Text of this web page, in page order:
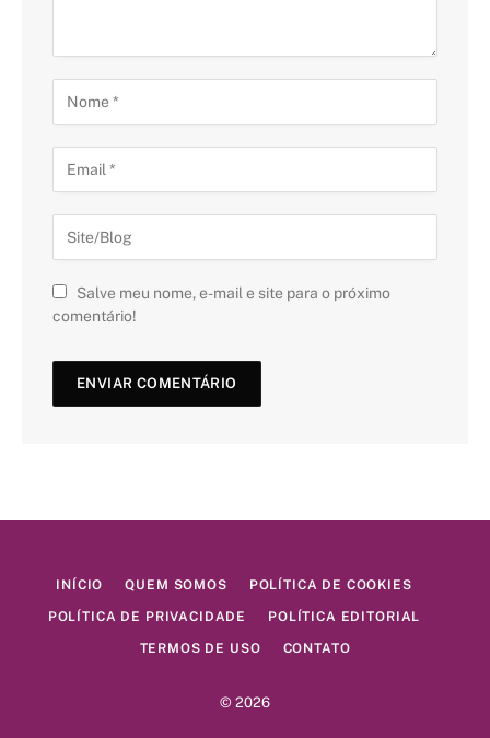
Salve meu nome, e-mail e site para o próximo
comentário!
INÍCIO QUEM SOMOS POLÍTICA DE COOKIES
POLÍTICA DE PRIVACIDADE POLÍTICA EDITORIAL
TERMOS DE USO CONTATO
© 2026